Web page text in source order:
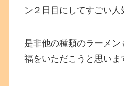
ン２日目にしてすごい人
是非他の種類のラーメン
福をいただこうと思いま